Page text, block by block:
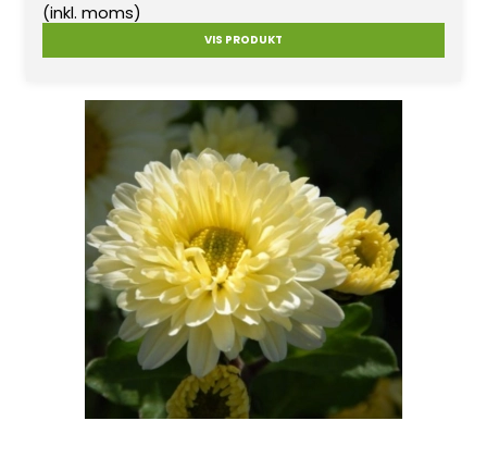
(inkl. moms)
VIS PRODUKT